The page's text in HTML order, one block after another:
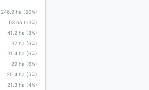
246.9 ha (50%)
63 ha (13%)
41.2 ha (8%)
32 ha (6%)
31.4 ha (6%)
29 ha (6%)
25.4 ha (5%)
21.3 ha (4%)